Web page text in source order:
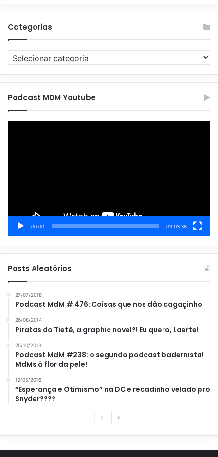
Categorias
a
t
g
Podcast MDM Youtube
00:00 03:03:38
Posts Aleatórios
27/07/2018
Podcast MdM # 476: Coisas que nos dão cagaçinho
26/08/2014
Piratas do Tietê, a graphic novel?! Eu quero, Laerte!
25/10/2013
Podcast MdM #238: o segundo podcast badernista!
MdMs à flor da pele!
19/05/2016
“Esperança e Otimismo” na DC e recadinho velado pro
Snyder????